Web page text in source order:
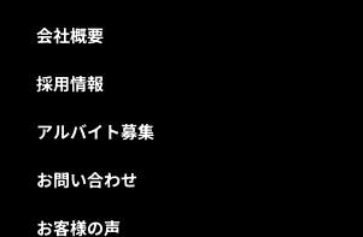
会社概要
採用情報
アルバイト募集
お問い合わせ
お客様の声